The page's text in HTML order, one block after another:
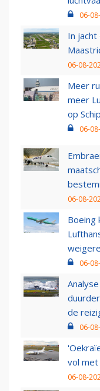
06-
In
06-08-
Meer
meer
op
06-
06-08-
Boeing
06-
de
06-
vol
06-08-